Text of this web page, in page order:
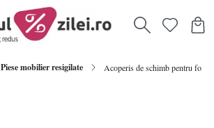
Piese mobilier resigilate Acoperis de schimb pentru